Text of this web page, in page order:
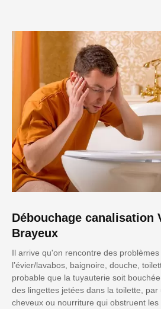
Débouchage canalisation
Brayeux
Il arrive qu'on rencontre des problèmes
l’évier/lavabos, baignoire, douche,
probable que la tuyauterie soit
des lingettes jetées dans la toilette,
cheveux ou nourriture qui obstruent